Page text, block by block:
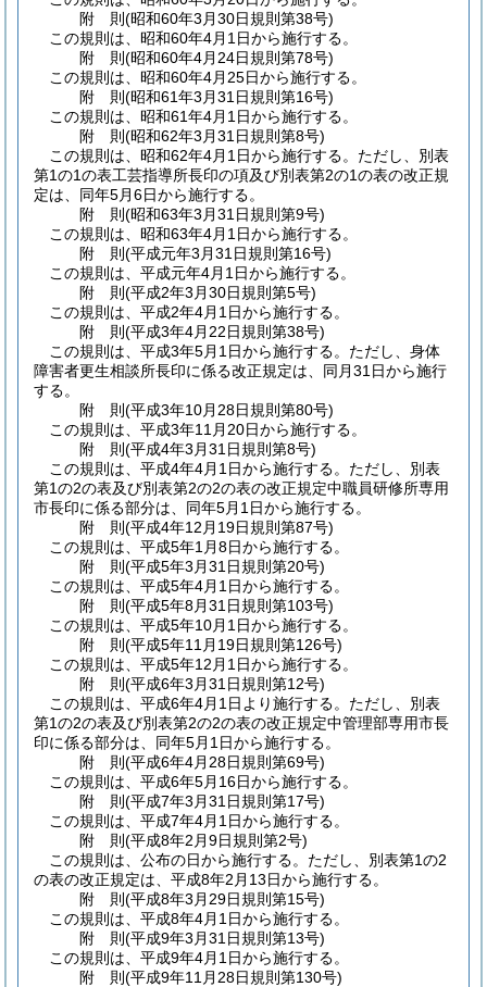
附 則(昭和60年3月30日規則第38号)
この規則は、昭和60年4月1日から施行する。
附 則(昭和60年4月24日規則第78号)
この規則は、昭和60年4月25日から施行する。
附 則(昭和61年3月31日規則第16号)
この規則は、昭和61年4月1日から施行する。
附 則(昭和62年3月31日規則第8号)
この規則は、昭和62年4月1日から施行する。 ただし、別表
第1の1の表工芸指導所長印の項及び別表第2の1の表の改正規
定は、同年5月6日から施行する。
附 則(昭和63年3月31日規則第9号)
この規則は、昭和63年4月1日から施行する。
附 則(平成元年3月31日規則第16号)
この規則は、平成元年4月1日から施行する。
附 則(平成2年3月30日規則第5号)
この規則は、平成2年4月1日から施行する。
附 則(平成3年4月22日規則第38号)
この規則は、平成3年5月1日から施行する。 ただし、身体
障害者更生相談所長印に係る改正規定は、同月31日から施行
する。
附 則(平成3年10月28日規則第80号)
この規則は、平成3年11月20日から施行する。
附 則(平成4年3月31日規則第8号)
この規則は、平成4年4月1日から施行する。 ただし、別表
第1の2の表及び別表第2の2の表の改正規定中職員研修所専用
市長印に係る部分は、同年5月1日から施行する。
附 則(平成4年12月19日規則第87号)
この規則は、平成5年1月8日から施行する。
附 則(平成5年3月31日規則第20号)
この規則は、平成5年4月1日から施行する。
附 則(平成5年8月31日規則第103号)
この規則は、平成5年10月1日から施行する。
附 則(平成5年11月19日規則第126号)
この規則は、平成5年12月1日から施行する。
附 則(平成6年3月31日規則第12号)
この規則は、平成6年4月1日より施行する。 ただし、別表
第1の2の表及び別表第2の2の表の改正規定中管理部専用市長
印に係る部分は、同年5月1日から施行する。
附 則(平成6年4月28日規則第69号)
この規則は、平成6年5月16日から施行する。
附 則(平成7年3月31日規則第17号)
この規則は、平成7年4月1日から施行する。
附 則(平成8年2月9日規則第2号)
この規則は、公布の日から施行する。 ただし、別表第1の2
の表の改正規定は、平成8年2月13日から施行する。
附 則(平成8年3月29日規則第15号)
この規則は、平成8年4月1日から施行する。
附 則(平成9年3月31日規則第13号)
この規則は、平成9年4月1日から施行する。
附 則(平成9年11月28日規則第130号)